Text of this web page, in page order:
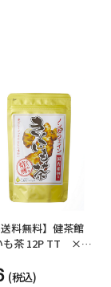
送料無料】健茶館
も茶 12P TT ×24
(税込)